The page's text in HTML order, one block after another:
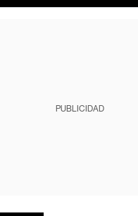
PUBLICIDAD